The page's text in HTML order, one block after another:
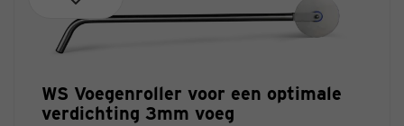
WS Voegenroller voor een optimale
verdichting 3mm voeg